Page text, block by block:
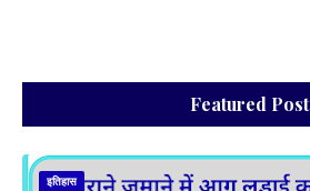
Featured Post
इतिहास